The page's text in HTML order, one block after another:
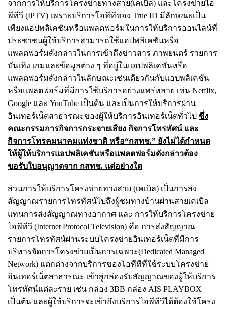
จากการให้บริการโครงข่ายทางสาย(เคเบิล) และโครงข่ายไอ
พีทีวี (IPTV) เพราะบริการโอทีทีของ True ID มีลักษณะเป็น
เพียงแอปพลิเคชันหรือแพลตฟอร์มในการให้บริการออนไลน์ที่
ประชาชนผู้ใช้บริการสามารถใช้แอปพลิเคชันหรือ
แพลตฟอร์มดังกล่าวในการเข้าถึงข่าวสาร ภาพยนตร์ รายการ
บันเทิง เกมและข้อมูลต่าง ๆ ที่อยู่ในแอปพลิเคชันหรือ
แพลตฟอร์มดังกล่าวในลักษณะเช่นเดียวกันกับแอปพลิเคชัน
หรือแพลตฟอร์มที่มีการใช้บริการอย่างแพร่หลาย เช่น Netflix,
Google และ YouTube เป็นต้น และเป็นการให้บริการผ่าน
อินเทอร์เน็ตสาธารณะของผู้ให้บริการอินเทอร์เน็ตทั่วไป ซึ่ง
คณะกรรมการกิจการกระจายเสียง กิจการโทรทัศน์ และ
กิจการโทรคมนาคมแห่งชาติ หรือ“กสทช.” ยังไม่ได้กําหนด
ให้ผู้ให้บริการแอปพลิเคชันหรือแพลตฟอร์มดังกล่าวต้อง
ขอรับใบอนุญาตจาก กสทช. แต่อย่างใด
ส่วนการให้บริการโครงข่ายทางสาย (เคเบิล) เป็นการส่ง
สัญญาณรายการโทรทัศน์ไปถึงผู้ชมทางบ้านผ่านสายเคเบิล
แทนการส่งสัญญาณทางอากาศ และ การให้บริการโครงข่าย
ไอพีทีวี (Internet Protocol Television) คือ การส่งสัญญาณ
รายการโทรทัศน์ผ่านระบบโครงข่ายอินเทอร์เน็ตที่มีการ
บริหารจัดการโครงข่ายเป็นการเฉพาะ(Dedicated Managed
Network) แตกต่างจากบริการของโอทีทีที่ใช้ระบบโครงข่าย
อินเทอร์เน็ตสาธารณะ เข้าสู่กล่องรับสัญญาณของผู้ให้บริการ
โทรทัศน์แต่ละราย เช่น กล่อง 3BB กล่อง AIS PLAYBOX
เป็นต้น และผู้ใช้บริการจะเข้าถึงบริการไอพีทีวีได้ต้องใช้โครง